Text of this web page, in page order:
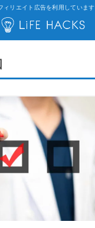
ィリエイト広告を利用しています